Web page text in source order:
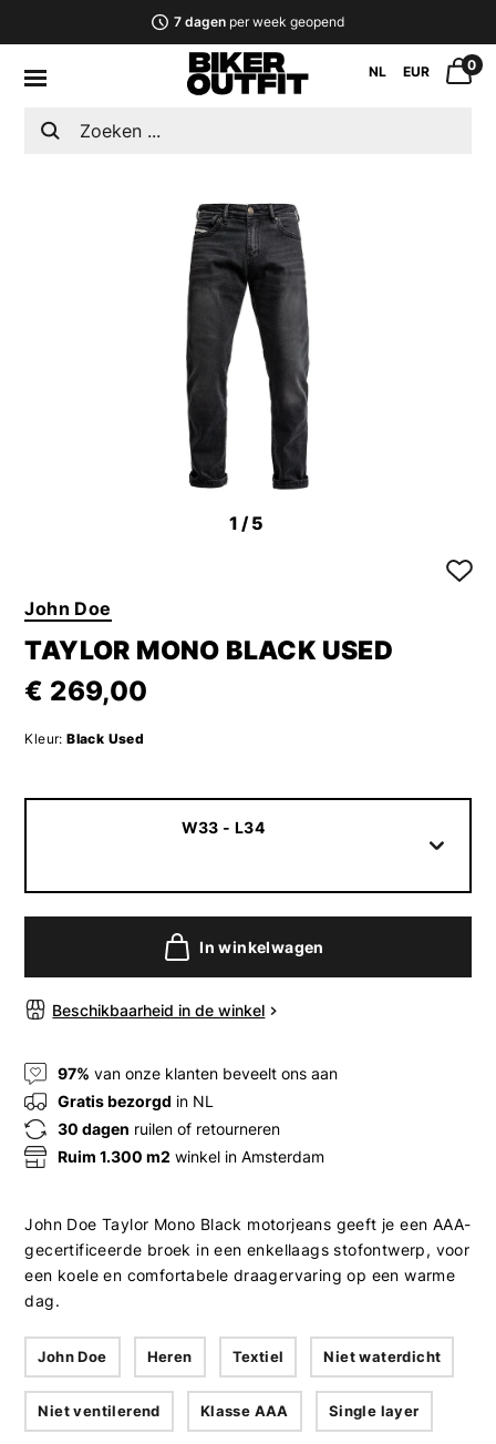
7 dagenper week geopend
NL EUR 0
1 /5
John Doe
TAYLOR MONO BLACK USED
€ 269,00
Kleur: Black Used
W33 - L34
In winkelwagen
Beschikbaarheid in de winkel
97% van onze klanten beveelt ons aan
Gratis bezorgd in NL
30 dagen ruilen of retourneren
Ruim 1.300 m2 winkel in Amsterdam
John Doe Taylor Mono Black motorjeans geeft je een AAA-
gecertificeerde broek in een enkellaags stofontwerp, voor
een koele en comfortabele draagervaring op een warme
dag.
John Doe Heren Textiel Niet waterdicht
Niet ventilerend Klasse AAA Single layer